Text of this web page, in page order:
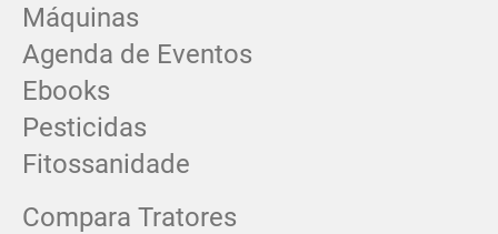
Máquinas
Agenda de Eventos
Ebooks
Pesticidas
Fitossanidade
Compara Tratores